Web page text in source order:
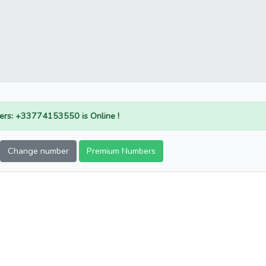
+33774153550 is Online !
Change number Premium Numbers